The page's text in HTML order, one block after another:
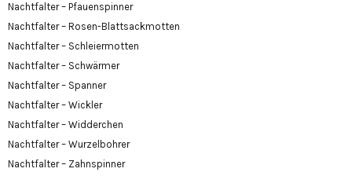
Nachtfalter – Pfauenspinner
Nachtfalter – Rosen-Blattsackmotten
Nachtfalter – Schleiermotten
Nachtfalter – Schwärmer
Nachtfalter – Spanner
Nachtfalter – Wickler
Nachtfalter – Widderchen
Nachtfalter – Wurzelbohrer
Nachtfalter – Zahnspinner